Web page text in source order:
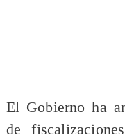
El Gobierno ha
de